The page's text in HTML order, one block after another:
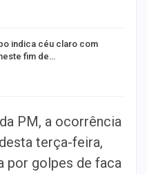
indica céu claro com
fim de…
PM, a ocorrência
terça-feira,
por golpes de faca